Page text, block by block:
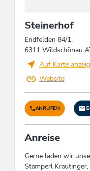
Kinder, Familien
Gegend,
Aussicht,
Grillabende,
freundlich,
Steinerhof
Endfelden 84/1,
6311 Wildschönau AT
Auf Karte
Website
ANRUFEN
Anreise
Gerne laden wir
Stamperl Krautinger,